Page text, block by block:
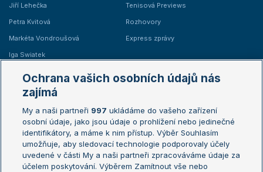
Jiří Lehečka
Petra Kvitová
Markéta Vondroušová
Iga Swiatek
Tenisová Previews
Rozhovory
Express zprávy
Žebříčky
Žebříček ATP (muži)
Žebříček WTA (ženy)
Sázkařský žebříček
Australian Open
French Open
Wimbledon
US Open
Ochrana vašich osobních údajů nás
zajímá
My a naši partneři 997 ukládáme do vašeho zařízení
osobní údaje, jako jsou údaje o prohlížení nebo jedinečné
identifikátory, a máme k nim přístup. Výběr Souhlasím
umožňuje, aby sledovací technologie podporovaly účely
uvedené v části My a naši partneři zpracováváme údaje za
účelem poskytování. Výběrem Zamítnout vše nebo